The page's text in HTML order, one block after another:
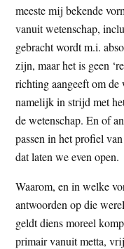
meeste mij bekende
vanuit wetenschap,
gebracht wordt m.i.
zijn, maar het is geen
richting aangeeft om de
namelijk in strijd met
de wetenschap. En of
passen in het profiel
dat laten we even open.
Waarom, en in welke
antwoorden op die
geldt diens moreel
primair vanuit metta,